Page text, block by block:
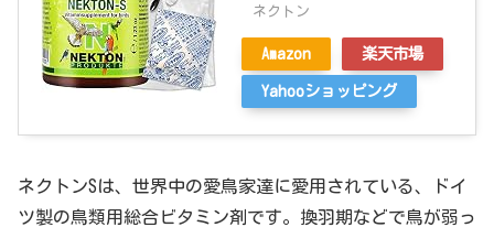
ネクトン
Amazon 楽天市場
Yahooショッピング
ネクトンSは、世界中の愛鳥家達に愛用されている、ドイ
ツ製の鳥類用総合ビタミン剤です。換羽期などで鳥が弱っ